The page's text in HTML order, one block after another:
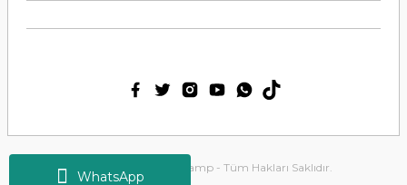
WhatsApp
yaptım. Çok memnun kaldım. 3. gün
sabah ürün elime ulaştı. Teşekkür
Ülkü Meriç | 15/01/2024
2025 Copyright Tirolcamp - Tüm Hakları Saklıdır.